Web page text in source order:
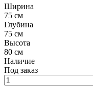
Ширина
75 см
Глубина
75 см
Высота
80 см
Наличие
Под заказ